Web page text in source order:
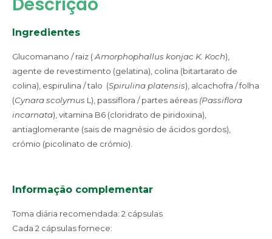
Ingredientes
Glucomanano / raiz (Amorphophallus konjac K. Koch),
agente de revestimento (gelatina), colina (bitartarato de
colina), espirulina / talo (Spirulina platensis), alcachofra / folha
(Cynara scolymus L), passiflora / partes aéreas (Passiflora
incarnata), vitamina B6 (cloridrato de piridoxina),
antiaglomerante (sais de magnésio de ácidos gordos),
crómio (picolinato de crómio).
Informação complementar
Toma diária recomendada: 2 cápsulas
Cada 2 cápsulas fornece: